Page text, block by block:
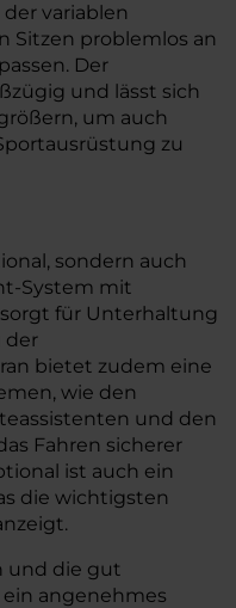
variablen
Sitzen problemlos an
Der
und lässt sich
um auch
zu
sondern auch
System mit
für Unterhaltung
der
bietet zudem eine
wie den
und den
Fahren sicherer
ist auch ein
die wichtigsten
und die gut
angenehmes